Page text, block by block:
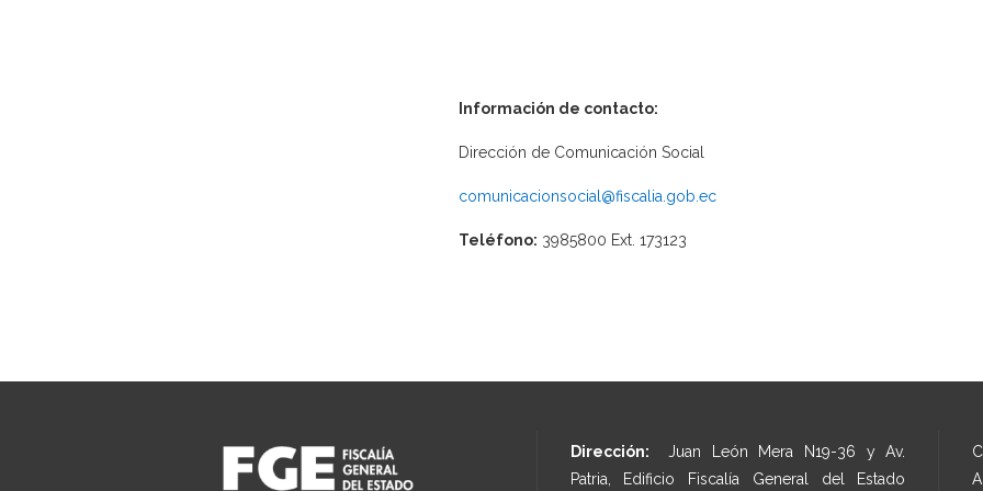
Información de contacto:
Dirección de Comunicación Social
comunicacionsocial@fiscalia.gob.ec
Teléfono: 3985800 Ext. 173123
Dirección: Juan León Mera N19-36 y Av.
Patria, Edificio Fiscalía General del Estado